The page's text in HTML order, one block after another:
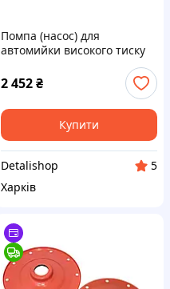
Помпа (насос) для
автомийки високого тиску
Kraissmann 1800 HDR 140
2 452₴
Купити
Detalishop
5
Харків